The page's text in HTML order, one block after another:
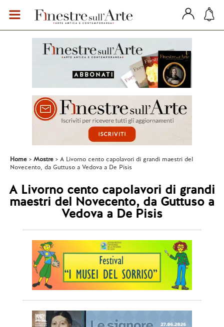
Home Mostre
A Livorno cento capolavori di grandi maestri del
Novecento, da Guttuso a Vedova a De Pisis
A Livorno cento capolavori di grandi
maestri del Novecento, da Guttuso a
Vedova a De Pisis